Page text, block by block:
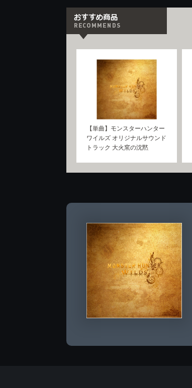
【単曲】モンスターハンター
ワイルズ オリジナルサウンド
トラック 大火窯の沈黙